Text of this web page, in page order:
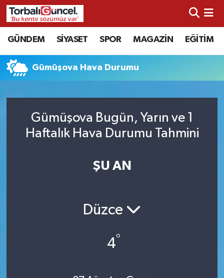
GÜNDEM SİYASET SPOR MAGAZİN EĞİTİM
Gümüşova Hava Durumu
Gümüşova Bugün, Yarın ve 1
Haftalık Hava Durumu Tahmini
ŞU AN
Düzce
4°
İzmir Nöbetçi Eczaneler
İzmir Hava Durumu
İzmir Trafik Yoğunluk Haritası
Süper Lig Puan Durumu ve Fikstür